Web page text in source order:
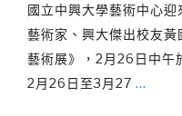
國立中興大學藝術中心
藝術家、興大傑出校友
藝術展》，2月26日中午
2月26日至3月27 …